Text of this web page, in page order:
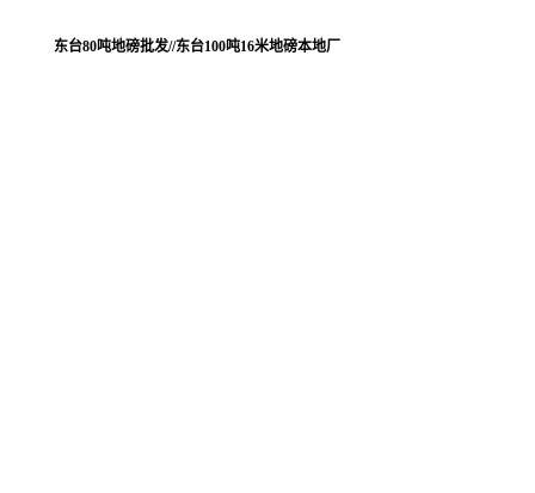
东台80吨地磅批发//东台100吨16米地磅本地厂